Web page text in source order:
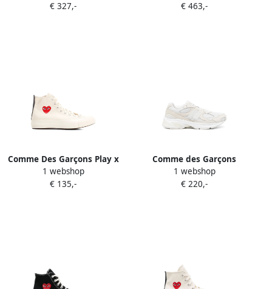
sneakers Wit
€ 327,-
sneakers met plateauzool
€ 463,-
Comme Des Garçons Play x
Converse Chuck Taylor All
Star sneakers met hartprint
1 webshop
€ 135,-
Comme des Garçons
Homme Sneakers met
vlakken Beige
1 webshop
€ 220,-